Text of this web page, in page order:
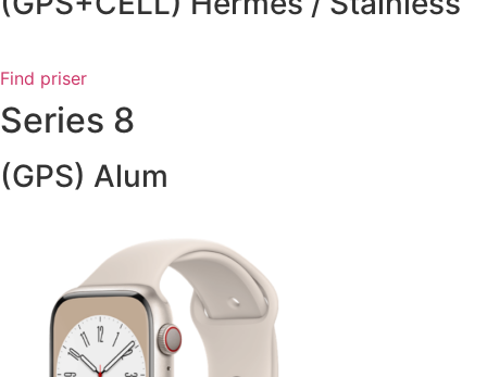
Find priser
Series 8
(GPS) Alum